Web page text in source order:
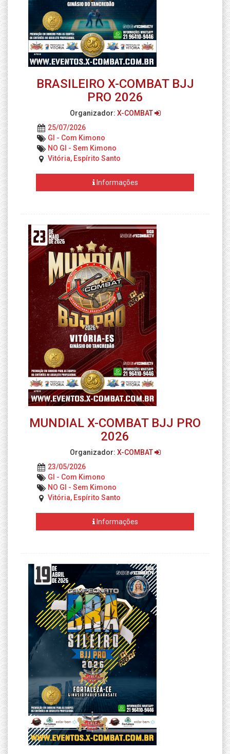
BRASILEIRO X-COMBAT BJJ
PRO 2026
Organizador: X-COMBAT
25/07/2026
GI - Com Kimono
NO GI - Sem Kimono
Vitória, Espírito Santo
Informações
MUNDIAL X-COMBAT BJJ PRO
2026
Organizador: X-COMBAT
23/05/2026
GI - Com Kimono
NO GI - Sem Kimono
Vitória, Espírito Santo
Informações